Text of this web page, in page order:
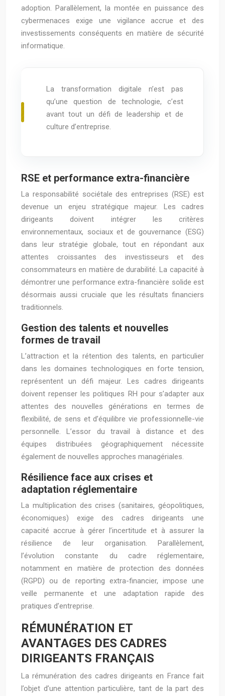
adoption. Parallèlement, la montée en puissance des
cybermenaces exige une vigilance accrue et des
investissements conséquents en matière de sécurité
informatique.
La transformation digitale n’est pas
qu’une question de technologie, c’est
avant tout un défi de leadership et de
culture d’entreprise.
RSE et performance extra-financière
La responsabilité sociétale des entreprises (RSE) est
devenue un enjeu stratégique majeur. Les cadres
dirigeants doivent intégrer les critères
environnementaux, sociaux et de gouvernance (ESG)
dans leur stratégie globale, tout en répondant aux
attentes croissantes des investisseurs et des
consommateurs en matière de durabilité. La capacité à
démontrer une performance extra-financière solide est
désormais aussi cruciale que les résultats financiers
traditionnels.
Gestion des talents et nouvelles
formes de travail
L’attraction et la rétention des talents, en particulier
dans les domaines technologiques en forte tension,
représentent un défi majeur. Les cadres dirigeants
doivent repenser les politiques RH pour s’adapter aux
attentes des nouvelles générations en termes de
flexibilité, de sens et d’équilibre vie professionnelle-vie
personnelle. L’essor du travail à distance et des
équipes distribuées géographiquement nécessite
également de nouvelles approches managériales.
Résilience face aux crises et
adaptation réglementaire
La multiplication des crises (sanitaires, géopolitiques,
économiques) exige des cadres dirigeants une
capacité accrue à gérer l’incertitude et à assurer la
résilience de leur organisation. Parallèlement,
l’évolution constante du cadre réglementaire,
notamment en matière de protection des données
(RGPD) ou de reporting extra-financier, impose une
veille permanente et une adaptation rapide des
pratiques d’entreprise.
RÉMUNÉRATION ET
AVANTAGES DES CADRES
DIRIGEANTS FRANÇAIS
La rémunération des cadres dirigeants en France fait
l’objet d’une attention particulière, tant de la part des